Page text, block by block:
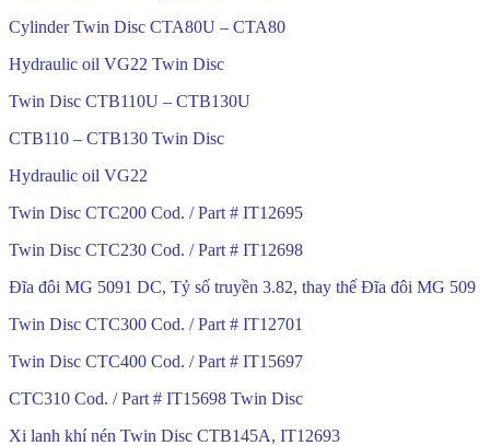
Cylinder Twin Disc CTA80U – CTA80
Hydraulic oil VG22 Twin Disc
Twin Disc CTB110U – CTB130U
CTB110 – CTB130 Twin Disc
Hydraulic oil VG22
Twin Disc CTC200 Cod. / Part # IT12695
Twin Disc CTC230 Cod. / Part # IT12698
Đĩa đôi MG 5091 DC, Tỷ số truyền 3.82, thay thế Đĩa đôi MG 509
Twin Disc CTC300 Cod. / Part # IT12701
Twin Disc CTC400 Cod. / Part # IT15697
CTC310 Cod. / Part # IT15698 Twin Disc
Xi lanh khí nén Twin Disc CTB145A, IT12693